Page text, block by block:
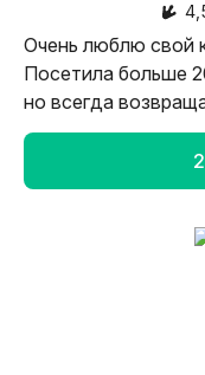
Очень люблю свой
Посетила больше
но всегда
самобытную,
Буду рада